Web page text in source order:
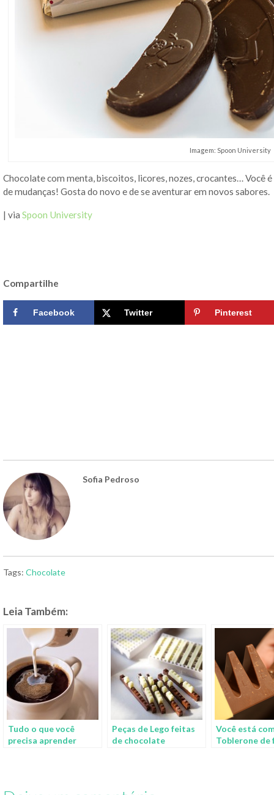
Imagem: Spoon University
Chocolate com menta, biscoitos, licores, nozes, crocantes… Você
de mudanças! Gosta do novo e de se aventurar em novos sabores.
| via Spoon University
Compartilhe
Facebook Twitter Pinterest
Sofia Pedroso
Tags: Chocolate
Leia Também:
Tudo o que você
precisa aprender
Peças de Lego feitas
de chocolate
Você está
Toblerone de